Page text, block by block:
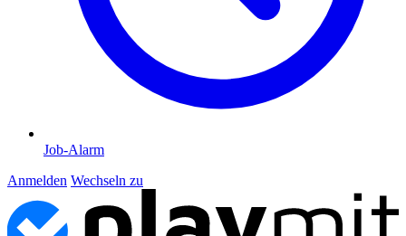
Job-Alarm
Anmelden Wechseln zu